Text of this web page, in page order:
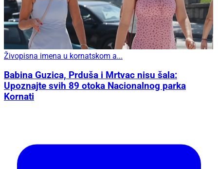
Živopisna imena u kornatskom a...
Babina Guzica, Prduša i Mrtvac nisu šala:
Upoznajte svih 89 otoka Nacionalnog parka
Kornati